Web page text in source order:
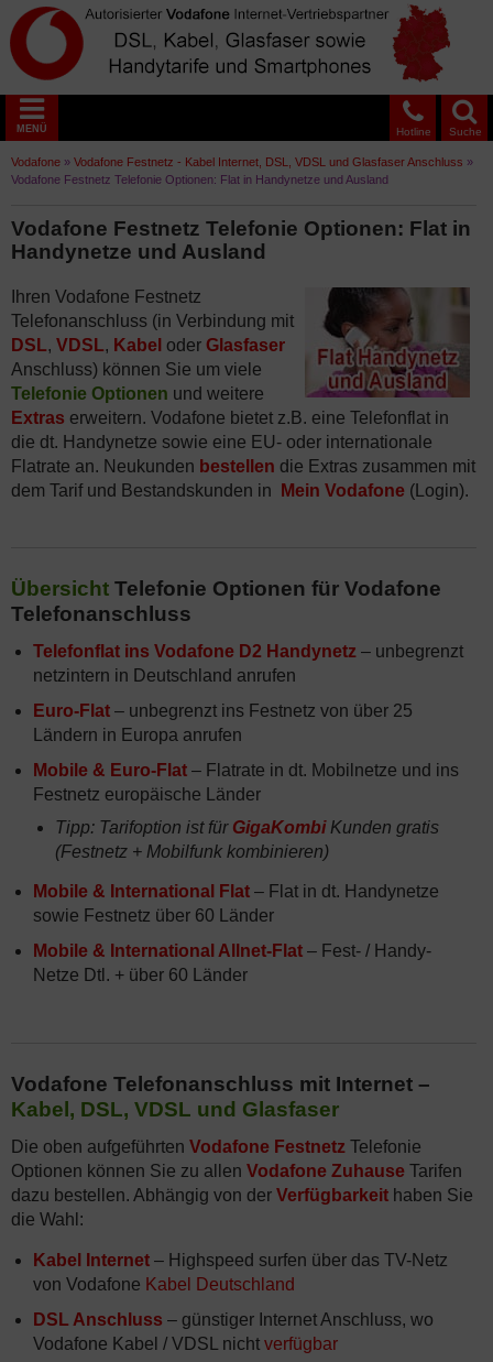
Suche
Hotline
MENÜ
Vodafone » Vodafone Festnetz - Kabel Internet, DSL, VDSL und Glasfaser Anschluss »
Vodafone Festnetz Telefonie Optionen: Flat in Handynetze und Ausland
Vodafone Festnetz Telefonie Optionen: Flat in
Handynetze und Ausland
Ihren Vodafone Festnetz
Telefonanschluss (in Verbindung mit
DSL, VDSL, Kabel oder Glasfaser
Anschluss) können Sie um viele
Telefonie Optionen und weitere
Extras erweitern. Vodafone bietet z.B. eine Telefonflat in
die dt. Handynetze sowie eine EU- oder internationale
Flatrate an. Neukunden bestellen die Extras zusammen mit
dem Tarif und Bestandskunden in
Mein Vodafone (Login).
Übersicht Telefonie Optionen für Vodafone
Telefonanschluss
Telefonflat ins Vodafone D2 Handynetz – unbegrenzt
netzintern in Deutschland anrufen
Euro-Flat – unbegrenzt ins Festnetz von über 25
Ländern in Europa anrufen
Mobile & Euro-Flat – Flatrate in dt. Mobilnetze und ins
Festnetz europäische Länder
Tipp: Tarifoption ist für GigaKombiKunden gratis
(Festnetz + Mobilfunk kombinieren)
Mobile & International Flat – Flat in dt. Handynetze
sowie Festnetz über 60 Länder
Mobile & International Allnet-Flat – Fest- / Handy-
Netze Dtl. + über 60 Länder
Vodafone Telefonanschluss mit Internet –
Kabel, DSL, VDSL und Glasfaser
Die oben aufgeführten Vodafone Festnetz Telefonie
Optionen können Sie zu allen Vodafone Zuhause Tarifen
dazu bestellen. Abhängig von der Verfügbarkeit haben Sie
die Wahl:
Kabel Internet – Highspeed surfen über das TV-Netz
von Vodafone Kabel Deutschland
DSL Anschluss – günstiger Internet Anschluss, wo
Vodafone Kabel / VDSL nicht verfügbar